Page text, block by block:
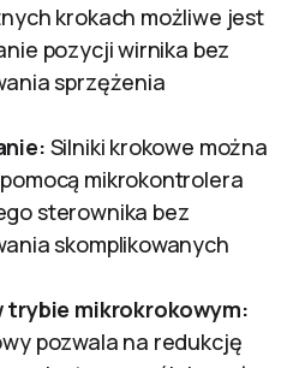
krokach możliwe jest
pozycji wirnika bez
sprzężenia
Silniki krokowe można
mikrokontrolera
sterownika bez
skomplikowanych
trybie mikrokrokowym:
pozwala na redukcję